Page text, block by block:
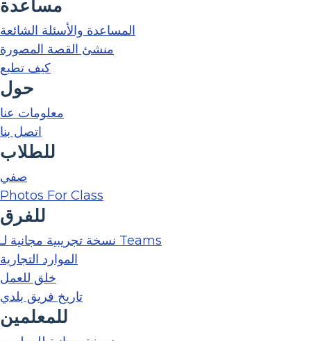
مساعدة
المساعدة والأسئلة الشائعة
منشئ القصة المصورة
كيف تطبع
حول
معلومات عنا
اتصل بنا
للطلاب
صفي
Photos For Class
للفرق
نسخة تجريبية مجانية لـ Teams
الموارد التجارية
خلق للعمل
تاريخ فريق بلدي
للمعلمين